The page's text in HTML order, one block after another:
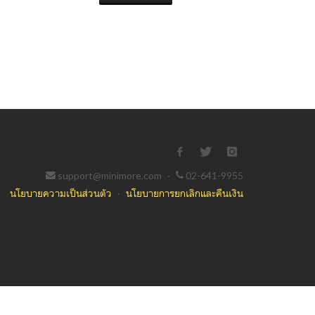
support@minimore.com ·
02-641-9955
นโยบายความเป็นส่วนตัว · นโยบายการยกเลิกและคืนเงิน